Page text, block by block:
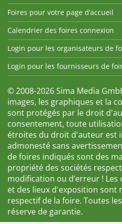
Foires pour votre page d’accueil
Calendrier des foires connexion
Login pour les organisateurs de
Login pour les fournisseurs de
© 2008-2026 Sima Media
images, les graphiques et la
sont protégés par le droit
consentement, toute
étroites du droit d'auteur est
admonesté sans
de foires indiqués sont des
propriété des sociétés
modification ou d’erreur !
et des lieux d'exposition sont
respectif de la foire. Toutes
réserve de garantie.